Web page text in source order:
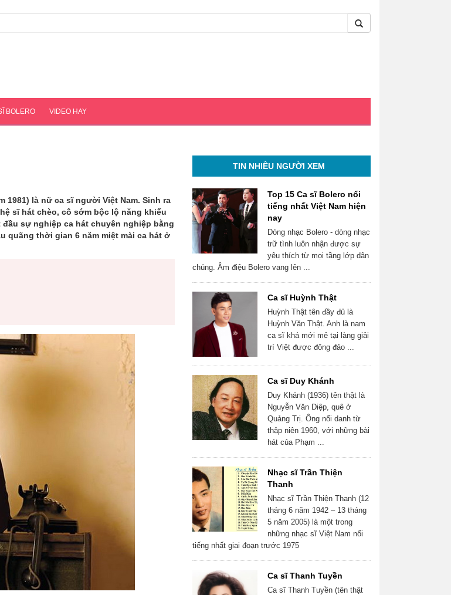
BOLERO VIDEO HAY
1981) là nữ ca sĩ người Việt Nam. Sinh ra
sĩ hát chèo, cô sớm bộc lộ năng khiếu
sự nghiệp ca hát chuyên nghiệp bằng
quãng thời gian 6 năm miệt mài ca hát ở
TIN NHIỀU NGƯỜI XEM
Top 15 Ca sĩ Bolero nổi
tiếng nhất Việt Nam hiện
nay
Dòng nhạc Bolero - dòng nhạc
trữ tình luôn nhận được sự
yêu thích từ mọi tầng lớp dân
chúng. Âm điệu Bolero vang lên ...
Ca sĩ Huỳnh Thật
Huỳnh Thật tên đầy đủ là
Huỳnh Văn Thật. Anh là nam
ca sĩ khá mới mẻ tại làng giải
trí Việt được đông đảo ...
Ca sĩ Duy Khánh
Duy Khánh (1936) tên thật là
Nguyễn Văn Diệp, quê ở
Quảng Trị. Ông nổi danh từ
thập niên 1960, với những bài
hát của Phạm ...
Nhạc sĩ Trần Thiện
Thanh
Nhạc sĩ Trần Thiện Thanh (12
tháng 6 năm 1942 – 13 tháng
5 năm 2005) là một trong
những nhạc sĩ Việt Nam nổi
tiếng nhất giai đoạn trước 1975
Ca sĩ Thanh Tuyền
Ca sĩ Thanh Tuyền (tên thật